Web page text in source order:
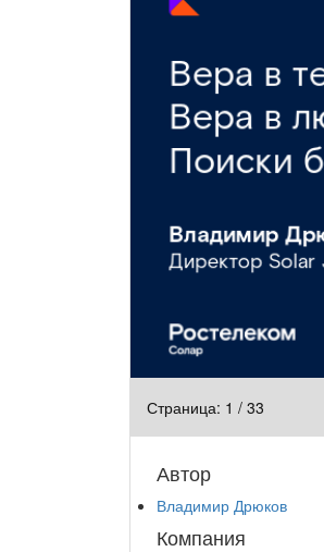
Страница: 1 / 33
Автор
Владимир Дрюков
Компания